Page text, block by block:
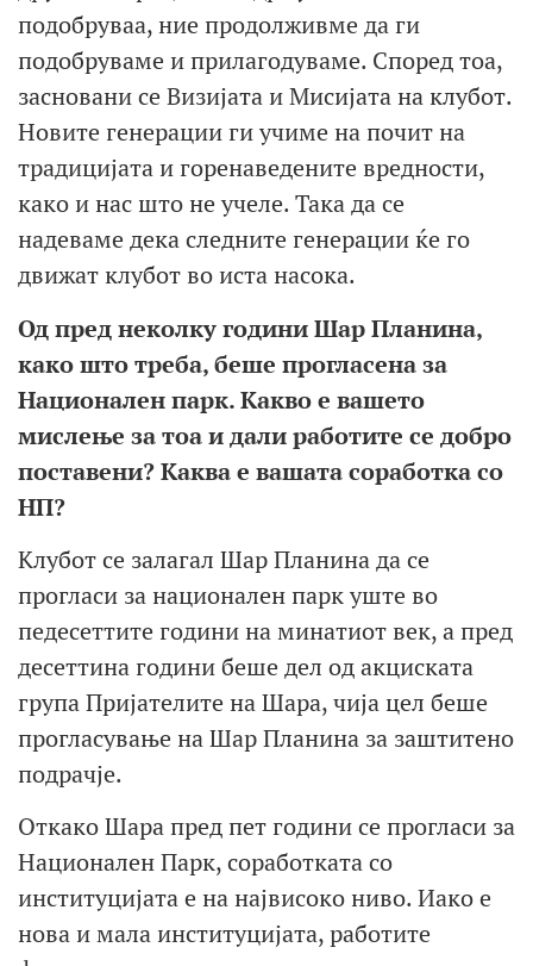
подобруваа, ние продолживме да ги
подобруваме и прилагодуваме. Според тоа,
засновани се Визијата и Мисијата на клубот.
Новите генерации ги учиме на почит на
традицијата и горенаведените вредности,
како и нас што не учеле. Така да се
надеваме дека следните генерации ќе го
движат клубот во иста насока.
Од пред неколку години Шар Планина,
како што треба, беше прогласена за
Национален парк. Какво е вашето
мислење за тоа и дали работите се добро
поставени? Каква е вашата соработка со
НП?
Клубот се залагал Шар Планина да се
прогласи за национален парк уште во
педесеттите години на минатиот век, а пред
десеттина години беше дел од акциската
група Пријателите на Шара, чија цел беше
прогласување на Шар Планина за заштитено
подрачје.
Откако Шара пред пет години се прогласи за
Национален Парк, соработката со
институцијата е на највисоко ниво. Иако е
нова и мала институцијата, работите